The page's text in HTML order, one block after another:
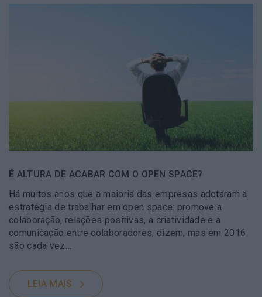
É ALTURA DE ACABAR COM O OPEN SPACE?
Há muitos anos que a maioria das empresas adotaram a
estratégia de trabalhar em open space: promove a
colaboração, relações positivas, a criatividade e a
comunicação entre colaboradores, dizem, mas em 2016
são cada vez…
LEIA MAIS